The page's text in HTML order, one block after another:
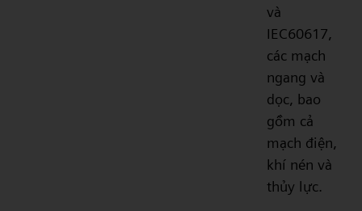
và
IEC60617,
các mạch
ngang và
dọc, bao
gồm cả
mạch điện,
khí nén và
thủy lực.